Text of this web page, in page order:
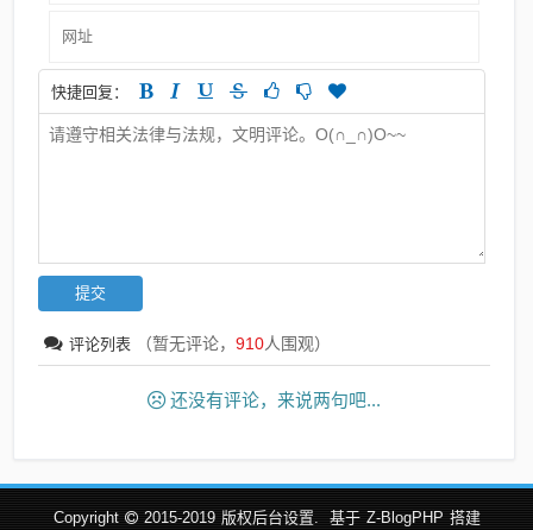
快捷回复：
评论列表 （暂无评论，910人围观）
还没有评论，来说两句吧...
Copyright 2015-2019 版权后台设置. 基于 Z-BlogPHP 搭建